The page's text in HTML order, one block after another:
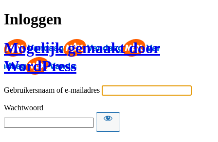
Inloggen
Mogelijk gemaakt door
WordPress
Gebruikersnaam of e-mailadres
Wachtwoord